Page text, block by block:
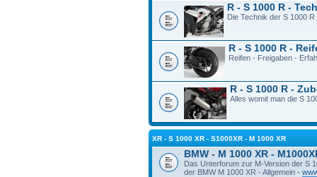
R - S 1000 R -
Die Technik der S 1000
R - S 1000 R -
Reifen - Freigaben -
R - S 1000 R -
Alles womit man die S
XR - S 1000 XR - S1000XR - M 1000 XR
BMW - M 1000 XR -
Das Unterforum zur M-Version der S
der BMW M 1000 XR - Allgemein -